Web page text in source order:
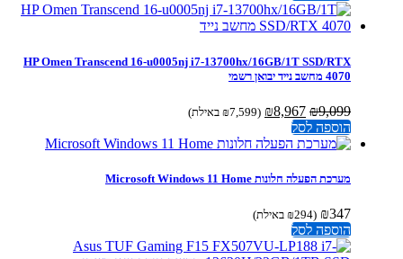
HP Omen Transcend 16-u0005nj i7-13700hx/16GB/1T SSD/RTX
4070 מחשב נייד יבואן רשמי
₪9,099
המחיר
המקורי
היה:
₪8,967 המחיר
הוא:
(
₪7,599 באילת)
הוספה לסל
מערכת הפעלה חלונות Microsoft Windows 11 Home
₪
(
₪ 294 באילת)
הוספה לסל